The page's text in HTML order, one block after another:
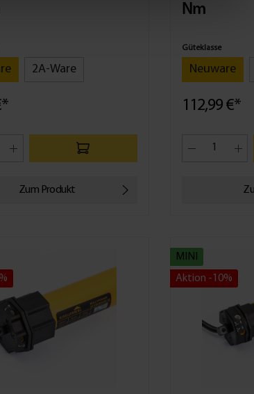
2A-Ware
Zum Produkt
Nm
Güteklasse
Neuware
112,99 €*
MINI
Aktion -10%